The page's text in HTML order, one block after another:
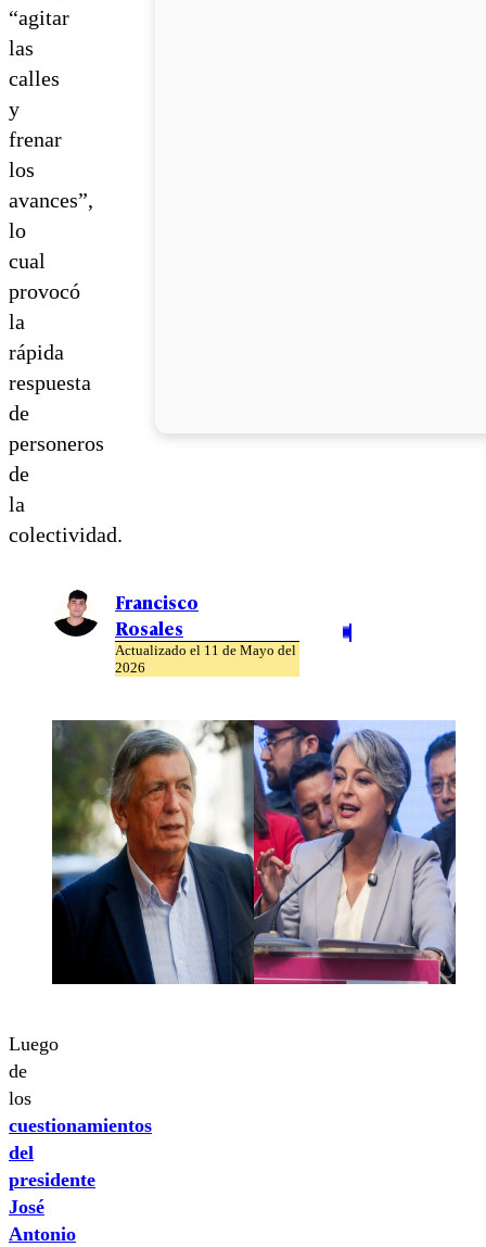
“agitar
las
calles
y
frenar
los
avances”,
lo
cual
provocó
la
rápida
respuesta
de
personeros
de
la
colectividad.
Francisco
Rosales
Actualizado el 11 de Mayo del
2026
Luego
de
los
cuestionamientos
del
presidente
José
Antonio